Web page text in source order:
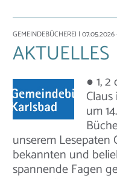
GEMEINDEBÜCHEREI | 07.05.2026
AKTUELLES
● 1,
um
unserem Lesepaten
bekannten und
spannende Fagen